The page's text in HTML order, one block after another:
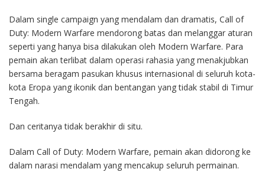
Dalam single campaign yang mendalam dan dramatis, Call of
Duty: Modern Warfare mendorong batas dan melanggar aturan
seperti yang hanya bisa dilakukan oleh Modern Warfare. Para
pemain akan terlibat dalam operasi rahasia yang menakjubkan
bersama beragam pasukan khusus internasional di seluruh kota-
kota Eropa yang ikonik dan bentangan yang tidak stabil di Timur
Tengah.
Dan ceritanya tidak berakhir di situ.
Dalam Call of Duty: Modern Warfare, pemain akan didorong ke
dalam narasi mendalam yang mencakup seluruh permainan.